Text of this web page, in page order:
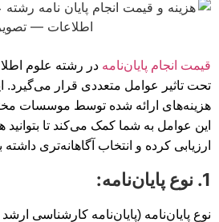
قیمت انجام پایان‌نامه در رشته علوم
تحت تاثیر عوامل متعددی قرار می‌گیرد.
هزینه‌های ارائه شده توسط موسسات
این عوامل به شما کمک می‌کند تا بتوانید
ارزیابی کرده و انتخاب آگاهانه‌تری داشته
1. نوع پایان‌نامه:
نوع پایان‌نامه (پایان‌نامه کارشناسی